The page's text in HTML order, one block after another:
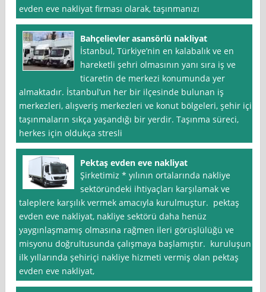
evden eve nakliyat firması olarak, taşınmanızı
Bahçelievler asansörlü nakliyat
İstanbul, Türkiye’nin en kalabalık ve en
hareketli şehri olmasının yanı sıra iş ve
ticaretin de merkezi konumunda yer
almaktadır. İstanbul’un her bir ilçesinde bulunan iş
merkezleri, alışveriş merkezleri ve konut bölgeleri, şehir içi
taşınmaların sıkça yaşandığı bir yerdir. Taşınma süreci,
herkes için oldukça stresli
Pektaş evden eve nakliyat
Şirketimiz * yılının ortalarında nakliye
sektöründeki ihtiyaçları karşılamak ve
taleplere karşılık vermek amacıyla kurulmuştur. pektaş
evden eve nakliyat, nakliye sektörü daha henüz
yaygınlaşmamış olmasına rağmen ileri görüşlülüğü ve
misyonu doğrultusunda çalışmaya başlamıştır. kuruluşun
ilk yıllarında şehiriçi nakliye hizmeti vermiş olan pektaş
evden eve nakliyat,